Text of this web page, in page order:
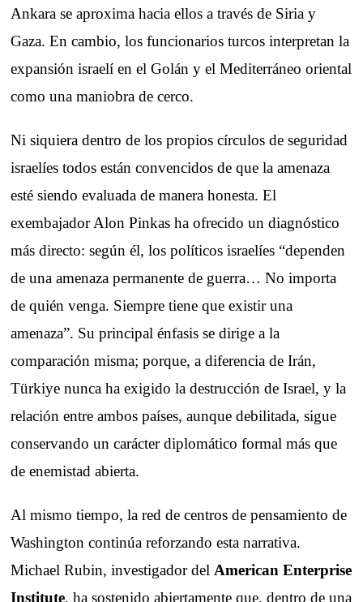
Ankara se aproxima hacia ellos a través de Siria y
Gaza. En cambio, los funcionarios turcos interpretan la
expansión israelí en el Golán y el Mediterráneo oriental
como una maniobra de cerco.
Ni siquiera dentro de los propios círculos de seguridad
israelíes todos están convencidos de que la amenaza
esté siendo evaluada de manera honesta. El
exembajador Alon Pinkas ha ofrecido un diagnóstico
más directo: según él, los políticos israelíes “dependen
de una amenaza permanente de guerra… No importa
de quién venga. Siempre tiene que existir una
amenaza”. Su principal énfasis se dirige a la
comparación misma; porque, a diferencia de Irán,
Türkiye nunca ha exigido la destrucción de Israel, y la
relación entre ambos países, aunque debilitada, sigue
conservando un carácter diplomático formal más que
de enemistad abierta.
Al mismo tiempo, la red de centros de pensamiento de
Washington continúa reforzando esta narrativa.
Michael Rubin, investigador del American Enterprise
Institute, ha sostenido abiertamente que, dentro de una